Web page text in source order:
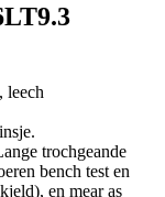
leech
trochgeande
bench test en
en mear as